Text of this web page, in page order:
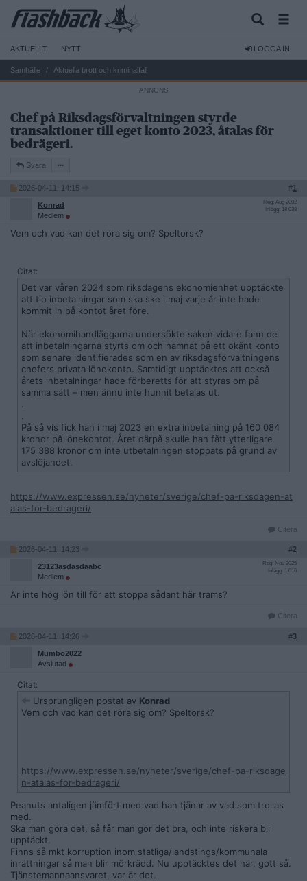
AKTUELLT NYTT LOGGA IN
Samhälle Aktuella brott och kriminalfall
Chef på Riksdagsförvaltningen styrde
transaktioner till eget konto 2023, åtalas för
bedrägeri.
Svara
2026-04-11, 14:15 #1
Konrad
Medlem
Reg: Aug 2002
Inlägg: 18 038
Vem och vad kan det röra sig om? Speltorsk?
Citat:
Det var våren 2024 som riksdagens ekonomienhet upptäckte
att tio inbetalningar som ska ske i maj varje år inte hade
kommit in på kontot året före.
När ekonomihandläggarna undersökte saken vidare fann de
att inbetalningarna styrts om och hamnat på ett okänt konto
som senare identifierades som en av riksdagsförvaltningens
chefers privata lönekonto. Samtidigt upptäcktes att också
årets inbetalningar hade förberetts för att styras om på
samma sätt – men ännu inte hunnit betalas ut.
På så vis fick han i maj 2023 en extra inbetalning på 160 084
kronor på lönekontot. Året därpå skulle han fått ytterligare
175 388 kronor om inte utbetalningen stoppats på grund av
avslöjandet.
https://www.expressen.se/nyheter/sverige/chef-pa-riksdagen-at
alas-for-bedrageri/
Citera
2026-04-11, 14:23 #2
23123asdasdaabc
Medlem
Reg: Nov 2025
Inlägg: 1 016
Är inte hög lön till för att stoppa sådant här trams?
Citera
2026-04-11, 14:26 #3
Mumbo2022
Avslutad
Citat:
Ursprungligen postat av Konrad
Vem och vad kan det röra sig om? Speltorsk?
https://www.expressen.se/nyheter/sverige/chef-pa-riksdage
n-atalas-for-bedrageri/
Peanuts antaligen jämfört med vad han tjänar av vad som trollas
med.
Ska man göra det, så får man gör det bra, och inte riskera bli
upptäckt.
Finns så mkt korruption inom statliga/landstings/kommunala
inrättningar så man blir mörkrädd. Nu upptäcktes det här, gott så.
Tjänstemannaansvaret, var är det.